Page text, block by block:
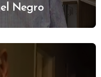
Negro